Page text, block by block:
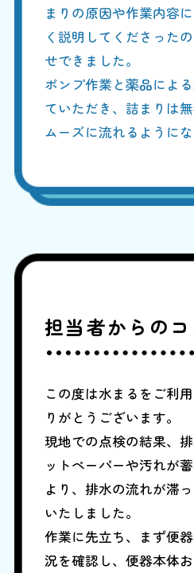
まりの原因や作業内容
く説明してくださった
せできました。
ポンプ作業と薬品によ
ていただき、詰まりは
ムーズに流れるようにな
担当者からのコ
この度は水まるをご利
りがとうございます。
現地での点検の結果、
ットペーパーや汚れが
より、排水の流れが滞
いたしました。
作業に先立ち、まず便
況を確認し、便器本体